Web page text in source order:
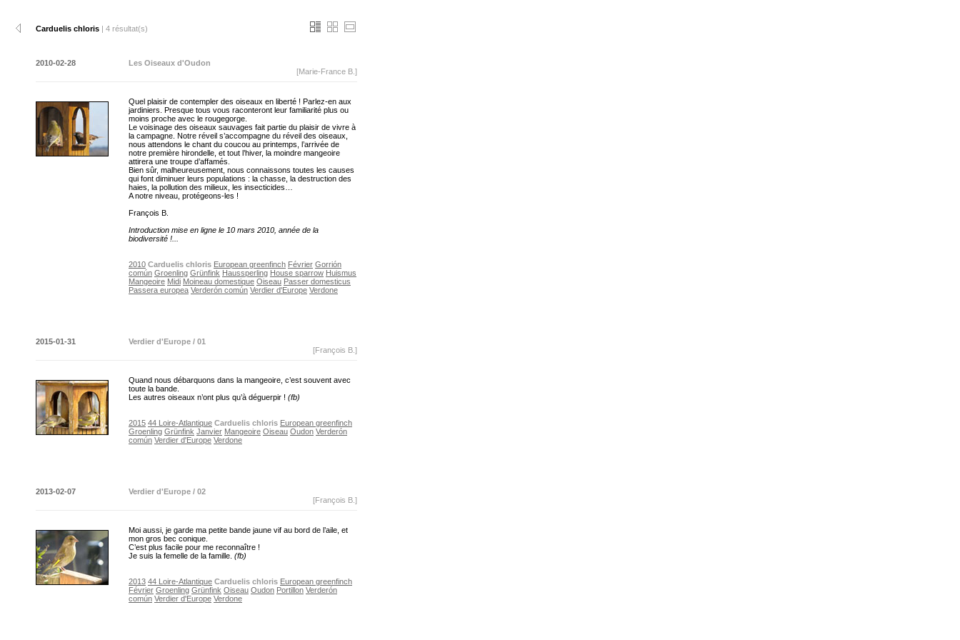
Carduelis chloris | 4 résultat(s)
2010-02-28
Les Oiseaux d'Oudon
[Marie-France B.]
Quel plaisir de contempler des oiseaux en liberté ! Parlez-en aux
jardiniers. Presque tous vous raconteront leur familiarité plus ou
moins proche avec le rougegorge.
Le voisinage des oiseaux sauvages fait partie du plaisir de vivre à
la campagne. Notre réveil s’accompagne du réveil des oiseaux,
nous attendons le chant du coucou au printemps, l’arrivée de
notre première hirondelle, et tout l’hiver, la moindre mangeoire
attirera une troupe d’affamés.
Bien sûr, malheureusement, nous connaissons toutes les causes
qui font diminuer leurs populations : la chasse, la destruction des
haies, la pollution des milieux, les insecticides…
A notre niveau, protégeons-les !
François B.
Introduction mise en ligne le 10 mars 2010, année de la
biodiversité !...
2010 Carduelis chloris European greenfinch Février Gorrión
común Groenling Grünfink Haussperling House sparrow Huismus
Mangeoire Midi Moineau domestique Oiseau Passer domesticus
Passera europea Verderón común Verdier d'Europe Verdone
2015-01-31
Verdier d'Europe / 01
[François B.]
Quand nous débarquons dans la mangeoire, c’est souvent avec
toute la bande.
Les autres oiseaux n’ont plus qu’à déguerpir ! (fb)
2015 44 Loire-Atlantique Carduelis chloris European greenfinch
Groenling Grünfink Janvier Mangeoire Oiseau Oudon Verderón
común Verdier d'Europe Verdone
2013-02-07
Verdier d'Europe / 02
[François B.]
Moi aussi, je garde ma petite bande jaune vif au bord de l’aile, et
mon gros bec conique.
C’est plus facile pour me reconnaître !
Je suis la femelle de la famille. (fb)
2013 44 Loire-Atlantique Carduelis chloris European greenfinch
Février Groenling Grünfink Oiseau Oudon Portillon Verderón
común Verdier d'Europe Verdone